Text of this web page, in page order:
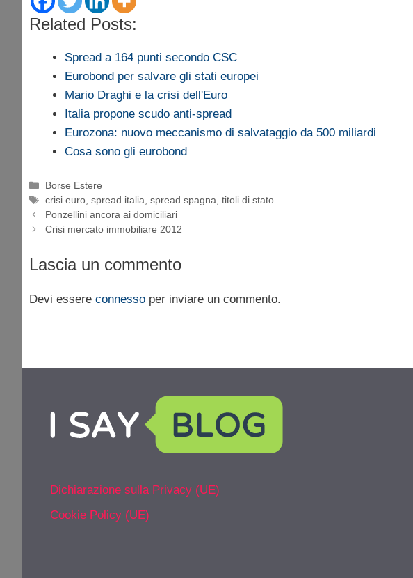
Related Posts:
Spread a 164 punti secondo CSC
Eurobond per salvare gli stati europei
Mario Draghi e la crisi dell'Euro
Italia propone scudo anti-spread
Eurozona: nuovo meccanismo di salvataggio da 500 miliardi
Cosa sono gli eurobond
Categorie
Borse Estere
Tag
crisi euro ,spread italia ,spread spagna ,titoli di stato
Ponzellini ancora ai domiciliari
Crisi mercato immobiliare 2012
Lascia un commento
Devi essere connesso per inviare un commento.
Dichiarazione sulla Privacy (UE)
Cookie Policy (UE)